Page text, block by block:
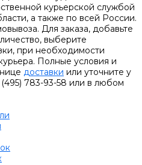
курьерской службой
а также по всей России.
Для заказа, добавьте
выберите
при необходимости
Полные условия и
доставки или уточните у
783-93-58 или в любом